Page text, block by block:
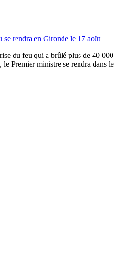
se rendra en Gironde le 17 août
du feu qui a brûlé plus de 40 000
le Premier ministre se rendra dans le